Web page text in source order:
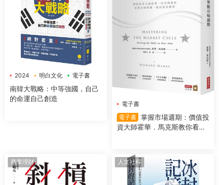
2024 明白文化 電子書
南韓大戰略：中等強國，自己
的命運自己創造
電子書
電子書 掌握市場週期：價值投
資大師霍華．馬克斯教你看對
商業理財 人文社科